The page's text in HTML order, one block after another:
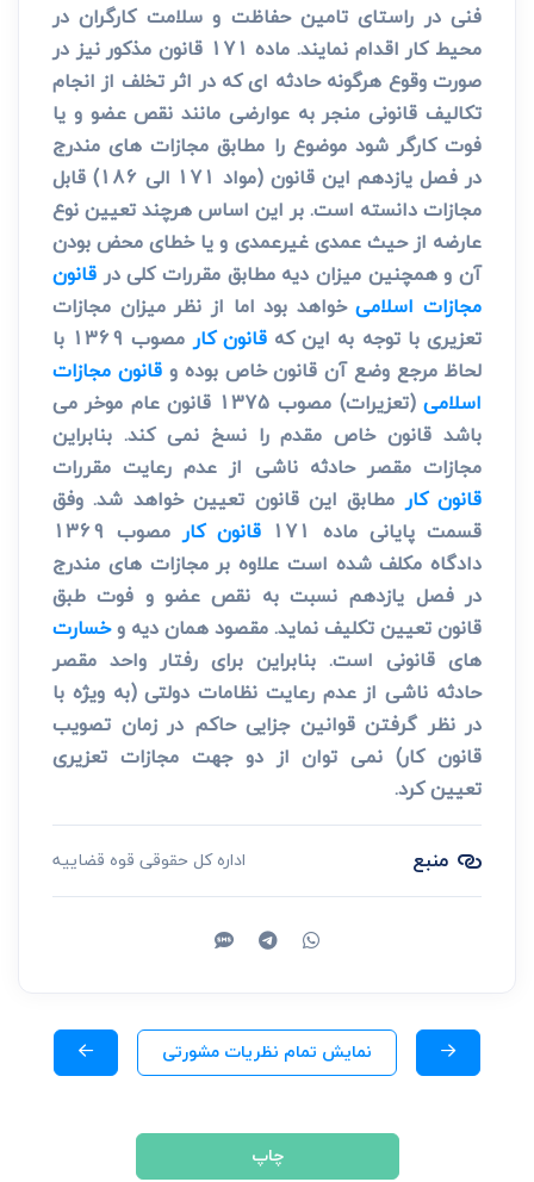
فنی در راستای تامین حفاظت و سلامت کارگران در
محیط کار اقدام نمایند. ماده 171 قانون مذکور نیز در
صورت وقوع هرگونه حادثه ای که در اثر تخلف از انجام
تکالیف قانونی منجر به عوارضی مانند نقص عضو و یا
فوت کارگر شود موضوع را مطابق مجازات های مندرج
در فصل یازدهم این قانون (مواد 171 الی 186) قابل
مجازات دانسته است. بر این اساس هرچند تعیین نوع
عارضه از حیث عمدی غیرعمدی و یا خطای محض بودن
آن و همچنین میزان دیه مطابق مقررات کلی درقانون
مجازات اسلامیخواهد بود اما از نظر میزان مجازات
تعزیری با توجه به این کهقانون کار
مصوب 1369 با
لحاظ مرجع وضع آن قانون خاص بوده وقانون مجازات
اسلامی
(تعزیرات) مصوب 1375 قانون عام موخر می
باشد قانون خاص مقدم را نسخ نمی کند. بنابراین
مجازات مقصر حادثه ناشی از عدم رعایت مقررات
قانون کارمطابق این قانون تعیین خواهد شد. وفق
قسمت پایانی ماده 171
قانون کار
مصوب 1369
دادگاه مکلف شده است علاوه بر مجازات های مندرج
در فصل یازدهم نسبت به نقص عضو و فوت طبق
قانون تعیین تکلیف نماید. مقصود همان دیه وخسارت
های قانونی است. بنابراین برای رفتار واحد مقصر
حادثه ناشی از عدم رعایت نظامات دولتی (به ویژه با
در نظر گرفتن قوانین جزایی حاکم در زمان تصویب
قانون کار) نمی توان از دو جهت مجازات تعزیری
تعیین کرد.
منبع اداره کل حقوقی قوه قضاییه
نمایش تمام نظریات مشورتی
چاپ